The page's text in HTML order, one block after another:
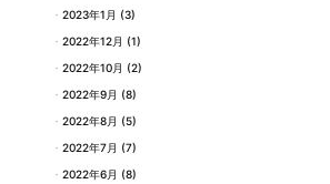
2023年1月 (3)
2022年12月 (1)
2022年10月 (2)
2022年9月 (8)
2022年8月 (5)
2022年7月 (7)
2022年6月 (8)